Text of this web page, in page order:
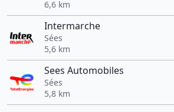
6,6 km
Intermarche
Sées
5,6 km
Sees Automobiles
Sées
5,8 km